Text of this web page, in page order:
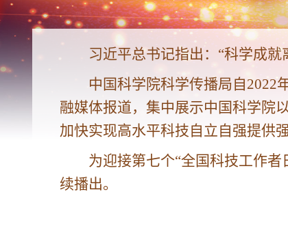
习近平总书记指出：“科学成
中国科学院科学传播局自2022
融媒体报道，集中展示中国科学院
加快实现高水平科技自立自强提供
为迎接第七个“全国科技工作
续播出。